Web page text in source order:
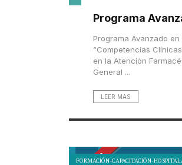
Programa
Programa Avanzado en
“Competencias
en la Atención
General ...
LEER MAS
FORMACIÓN-CAPACITACIÓN-